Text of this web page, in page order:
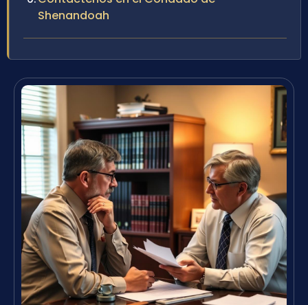
Shenandoah